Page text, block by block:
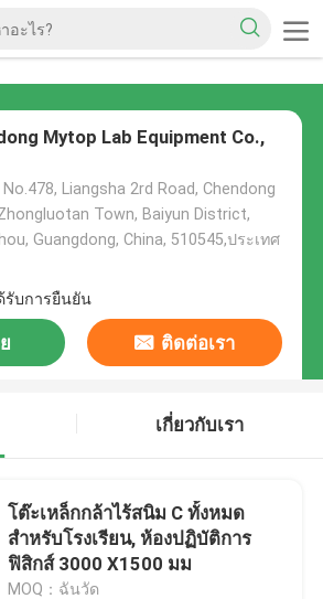
Mytop Lab Equipment Co.,
No.478, Liangsha 2rd Road, Chendong
Town, Baiyun District,
Guangdong, China, 510545,ประเทศ
รับการยืนยัน
ติดต่อเรา
เกี่ยวกับเรา
โต๊ะเหล็กกล้าไร้สนิม C ทั้งหมด
สำหรับโรงเรียน, ห้องปฏิบัติการ
ฟิสิกส์ 3000 X1500 มม
MOQ：ฉันวัด